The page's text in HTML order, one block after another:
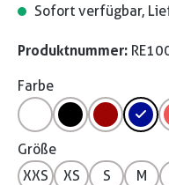
Sofort verfügbar,
Produktnummer:
Farbe
Größe
XXS
XS S M